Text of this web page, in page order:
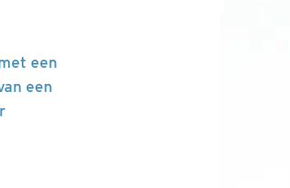
een
een